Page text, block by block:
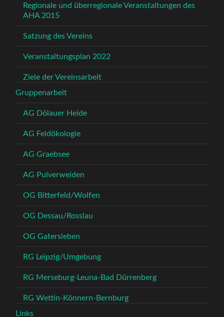
Regionale und überregionale Veranstaltungen des
AHA 2015
Satzung des Vereins
Veranstaltungsplan 2022
Ziele der Vereinsarbeit
Gruppenarbeit
AG Dölauer Heide
AG Feldökologie
AG Graebsee
AG Pulverweiden
OG Bitterfeld/Wolfen
OG Dessau/Rosslau
OG Gatersleben
RG Leipzig/Umgebung
RG Merseburg-Leuna-Bad Dürrenberg
RG Wettin-Könnern-Bernburg
Links